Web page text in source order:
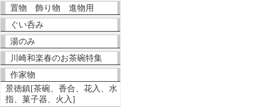
置物 飾り物 進物用
ぐい呑み
湯のみ
川崎和楽春のお茶碗特集
作家物
景徳鎮[茶碗、香合、花入、水
指、菓子器、火入]